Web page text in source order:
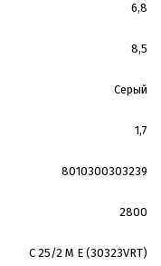
6,8
8,5
Серый
1,7
8010300303239
2800
C 25/2 M E (30323VRT)